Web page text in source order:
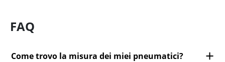
FAQ
Come trovo la misura dei miei pneumatici?